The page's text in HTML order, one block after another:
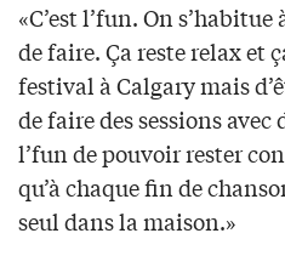
«C’est l’fun. On
de faire. Ça reste relax et
festival à Calgary mais
de faire des sessions avec
l’fun de pouvoir rester
qu’à chaque fin de
seul dans la maison.»